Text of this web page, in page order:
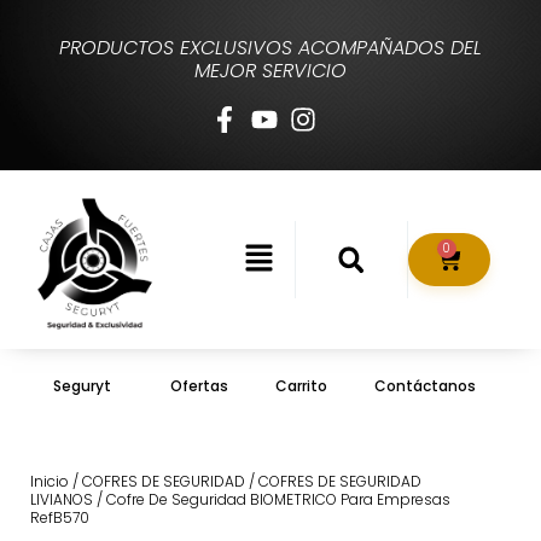
PRODUCTOS EXCLUSIVOS ACOMPAÑADOS DEL
MEJOR SERVICIO
0
Seguryt Ofertas Carrito Contáctanos
Inicio /COFRES DE SEGURIDAD /COFRES DE SEGURIDAD
LIVIANOS / Cofre De Seguridad BIOMETRICO Para Empresas
RefB570